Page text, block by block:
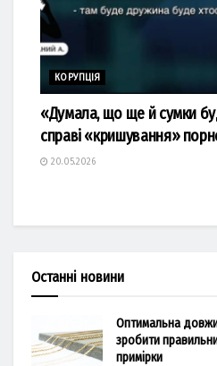
КОРУПЦІЯ
«Думала, що ще й сумки
справі «кришування»
20.05.2026
Останні новини
Оптимальна
зробити
примірки